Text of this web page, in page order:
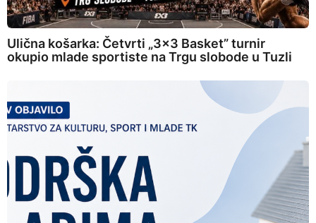
Ulična košarka: Četvrti „3×3 Basket” turnir
okupio mlade sportiste na Trgu slobode u Tuzli